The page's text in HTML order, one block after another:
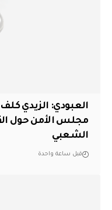
العبودي: الزيدي كلف
مجلس الأمن حول
الشعبي
قبل ساعة واحدة